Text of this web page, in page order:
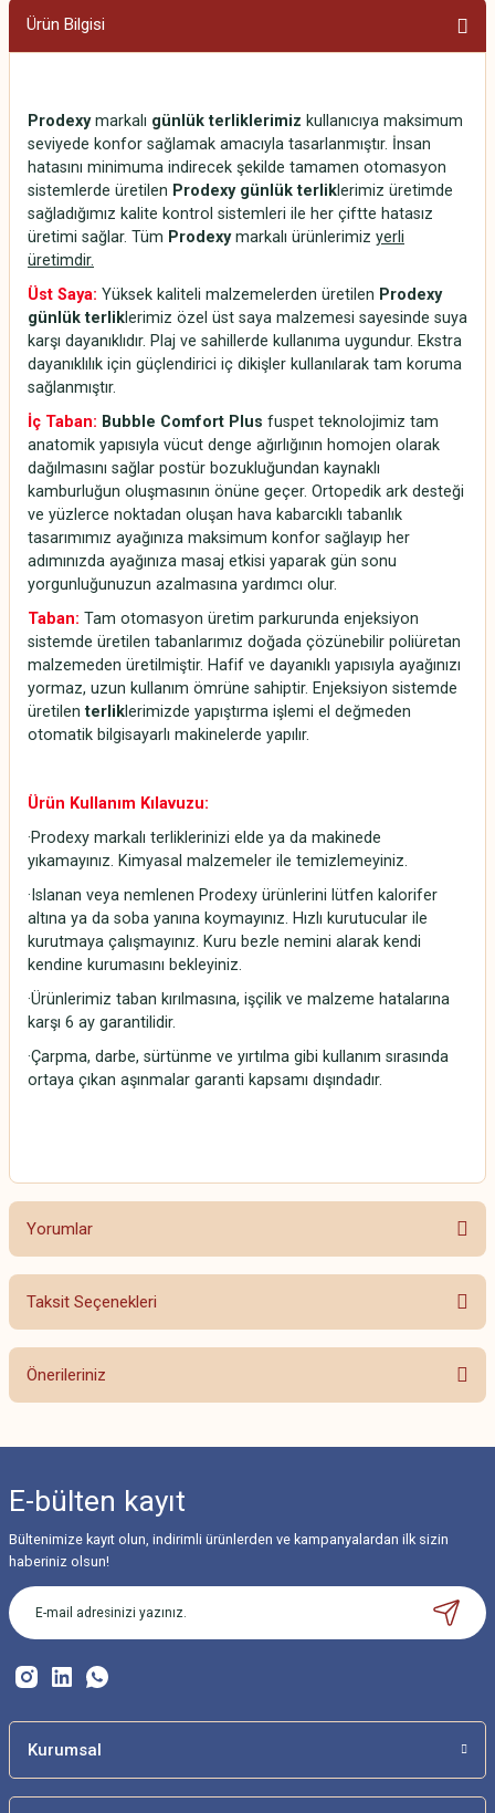
Ürün Bilgisi
Prodexymarkalı günlük terliklerimiz kullanıcıya maksimum
seviyede konfor sağlamak amacıyla tasarlanmıştır. İnsan
hatasını minimuma indirecek şekilde tamamen otomasyon
sistemlerde üretilen Prodexy günlük terliklerimiz üretimde
sağladığımız kalite kontrol sistemleri ile her çiftte hatasız
üretimi sağlar. Tüm Prodexymarkalı ürünlerimiz yerli
üretimdir.
Üst Saya: Yüksek kaliteli malzemelerden üretilen Prodexy
günlük terliklerimiz özel üst saya malzemesi sayesinde suya
karşı dayanıklıdır. Plaj ve sahillerde kullanıma uygundur. Ekstra
dayanıklılık için güçlendirici iç dikişler kullanılarak tam koruma
sağlanmıştır.
İç Taban: Bubble Comfort Plus fuspet teknolojimiz tam
anatomik yapısıyla vücut denge ağırlığının homojen olarak
dağılmasını sağlar postür bozukluğundan kaynaklı
kamburluğun oluşmasının önüne geçer. Ortopedik ark desteği
ve yüzlerce noktadan oluşan hava kabarcıklı tabanlık
tasarımımız ayağınıza maksimum konfor sağlayıp her
adımınızda ayağınıza masaj etkisi yaparak gün sonu
yorgunluğunuzun azalmasına yardımcı olur.
Taban: Tam otomasyon üretim parkurunda enjeksiyon
sistemde üretilen tabanlarımız doğada çözünebilir poliüretan
malzemeden üretilmiştir. Hafif ve dayanıklı yapısıyla ayağınızı
yormaz, uzun kullanım ömrüne sahiptir. Enjeksiyon sistemde
üretilenterliklerimizde yapıştırma işlemi el değmeden
otomatik bilgisayarlı makinelerde yapılır.
Ürün Kullanım Kılavuzu:
·Prodexy markalı terliklerinizi elde ya da makinede
yıkamayınız. Kimyasal malzemeler ile temizlemeyiniz.
·Islanan veya nemlenen Prodexy ürünlerini lütfen kalorifer
altına ya da soba yanına koymayınız. Hızlı kurutucular ile
kurutmaya çalışmayınız. Kuru bezle nemini alarak kendi
kendine kurumasını bekleyiniz.
·Ürünlerimiz taban kırılmasına, işçilik ve malzeme hatalarına
karşı 6 ay garantilidir.
·Çarpma, darbe, sürtünme ve yırtılma gibi kullanım sırasında
ortaya çıkan aşınmalar garanti kapsamı dışındadır.
Yorumlar
Bu ürüne ilk yorumu siz yapın!
Taksit Seçenekleri
Önerileriniz
Görüş ve önerileriniz için teşekkür ederiz.
Ürün resmi kalitesiz, bozuk veya görüntülenemiyor.
Ürün açıklamasında eksik bilgiler bulunuyor.
Ürün bilgilerinde hatalar bulunuyor.
Bu ürüne benzer farklı alternatifler olmalı.
E-bülten kayıt
Bültenimize kayıt olun, indirimli ürünlerden ve kampanyalardan ilk sizin
haberiniz olsun!
Kurumsal